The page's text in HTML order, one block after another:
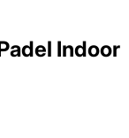
Indoor